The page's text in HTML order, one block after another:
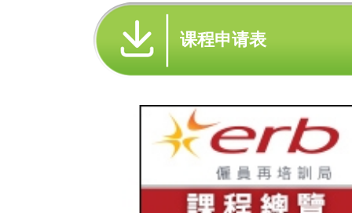
课程申请表